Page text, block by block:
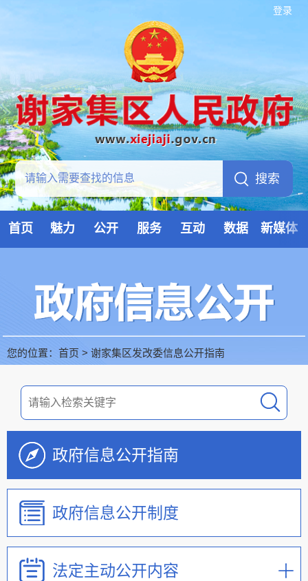
登录
首页 魅力 公开 服务 互动 数据 新媒体
您的位置： 首页 > 谢家集区发改委信息公开指南
政府信息公开指南
政府信息公开制度
法定主动公开内容